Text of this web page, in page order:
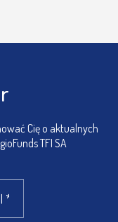
01.08.2025 r.
Cię o aktualnych
TFI SA